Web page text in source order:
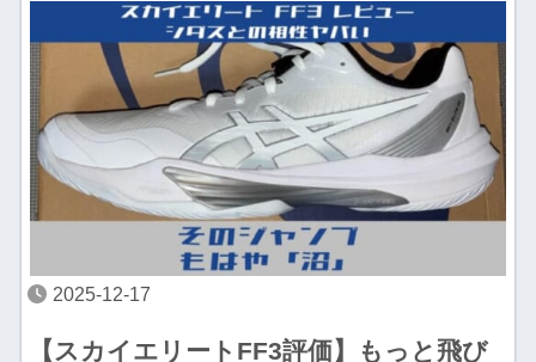
2025-12-17
【スカイエリートFF3評価】もっと飛び